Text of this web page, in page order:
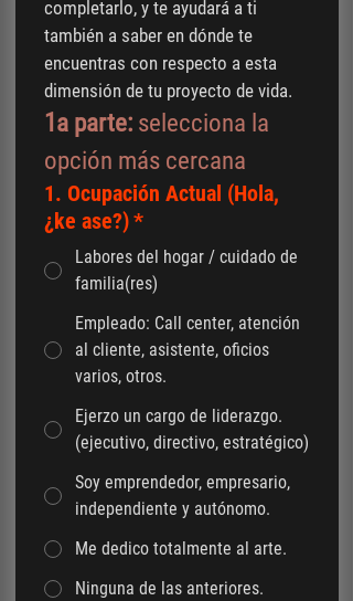
completarlo, y te ayudará a ti
también a saber en dónde te
encuentras con respecto a esta
dimensión de tu proyecto de vida.
1a parte: selecciona la
opción más cercana
1. Ocupación Actual (Hola,
¿ke ase?)*
Labores del hogar / cuidado de
familia(res)
Empleado: Call center, atención
al cliente, asistente, oficios
varios, otros.
Ejerzo un cargo de liderazgo.
(ejecutivo, directivo, estratégico)
Soy emprendedor, empresario,
independiente y autónomo.
Me dedico totalmente al arte.
Ninguna de las anteriores.